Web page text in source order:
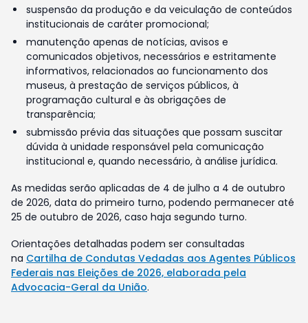
suspensão da produção e da veiculação de conteúdos
institucionais de caráter promocional;
manutenção apenas de notícias, avisos e
comunicados objetivos, necessários e estritamente
informativos, relacionados ao funcionamento dos
museus, à prestação de serviços públicos, à
programação cultural e às obrigações de
transparência;
submissão prévia das situações que possam suscitar
dúvida à unidade responsável pela comunicação
institucional e, quando necessário, à análise jurídica.
As medidas serão aplicadas de 4 de julho a 4 de outubro
de 2026, data do primeiro turno, podendo permanecer até
25 de outubro de 2026, caso haja segundo turno.
Orientações detalhadas podem ser consultadas
na Cartilha de Condutas Vedadas aos Agentes Públicos
Federais nas Eleições de 2026, elaborada pela
Advocacia-Geral da União.